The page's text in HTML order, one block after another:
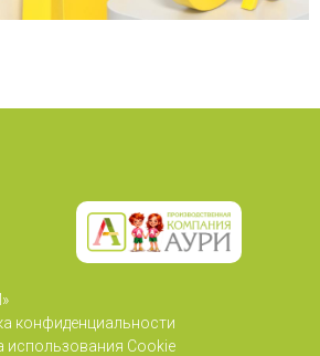
конфиденциальности
использования Cookie